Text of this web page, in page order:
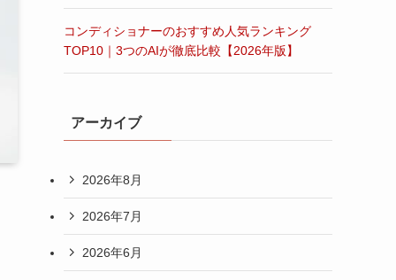
コンディショナーのおすすめ人気ランキング
TOP10｜3つのAIが徹底比較【2026年版】
アーカイブ
2026年8月
2026年7月
2026年6月